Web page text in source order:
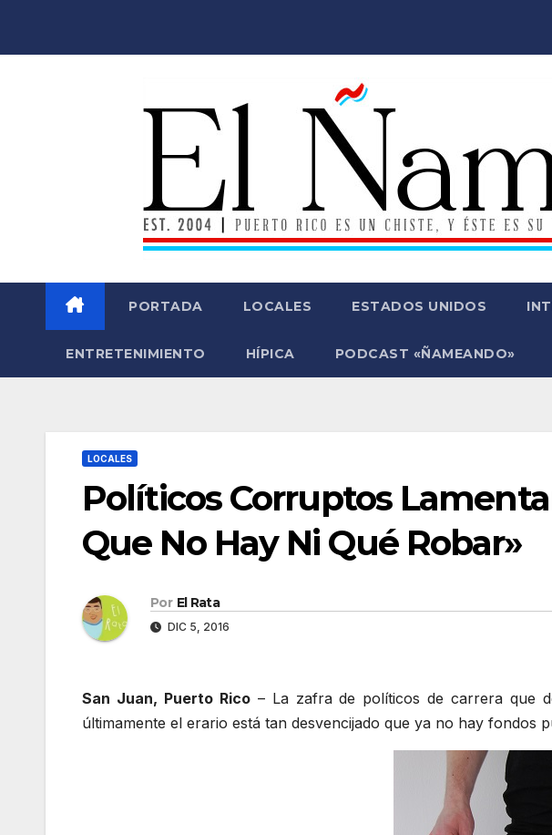
PORTADA LOCALES ESTADOS UNIDOS
ENTRETENIMIENTO HÍPICA PODCAST «ÑAMEANDO»
LOCALES
Políticos Corruptos
Que No Hay Ni Qué Robar»
Por El Rata
DIC 5, 2016
San Juan, Puerto Rico– La zafra de políticos de carrera que
últimamente el erario está tan desvencijado que ya no hay fondos